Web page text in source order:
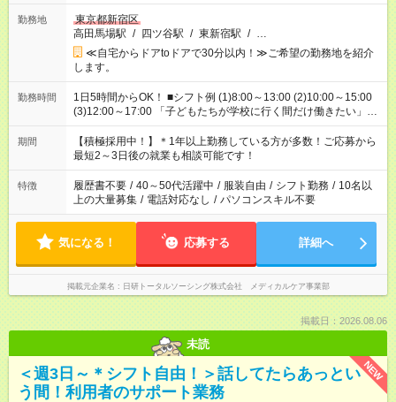
勤務地
東京都新宿区
高田馬場駅 / 四ツ谷駅 / 東新宿駅 / …
≪自宅からドアtoドアで30分以内！≫ご希望の勤務地を紹介
します。
勤務時間
1日5時間からOK！ ■シフト例 (1)8:00～13:00 (2)10:00～15:00
(3)12:00～17:00 「子どもたちが学校に行く間だけ働きたい」
「余裕を持って夕飯の準備がしたい」 「午前中は働いて、午後
はプライベートの時間にしたい」 など、ご希望を教えてくださ
いね。 ※Wワーク希望の方へ 今ご覧のお仕事で希望する勤務時
間と、もう1つのお仕事の勤務時間。 合計で週40時間を超える
場合は応募できません。
期間
【積極採用中！】＊1年以上勤務している方が多数！ご応募から
最短2～3日後の就業も相談可能です！
特徴 履歴書不要 / 40～50代活躍中 / 服装自由 / シフト勤務 / 10名以
上の大量募集 / 電話対応なし / パソコンスキル不要
気になる！ 応募する 詳細へ
掲載元企業名 日研トータルソーシング株式会社 メディカルケア事業部
掲載日：2026.08.06
未読
NEW
＜週3日～＊シフト自由！＞話してたらあっとい
う間！利用者のサポート業務